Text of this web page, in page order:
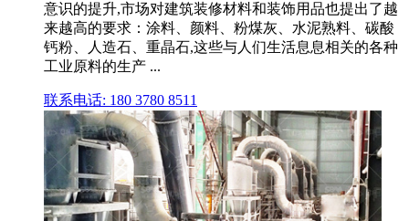
意识的提升,市场对建筑装修材料和装饰用品也提出了越
来越高的要求：涂料、颜料、粉煤灰、水泥熟料、碳酸
钙粉、人造石、重晶石,这些与人们生活息息相关的各种
工业原料的生产 ...
联系电话: 180 3780 8511